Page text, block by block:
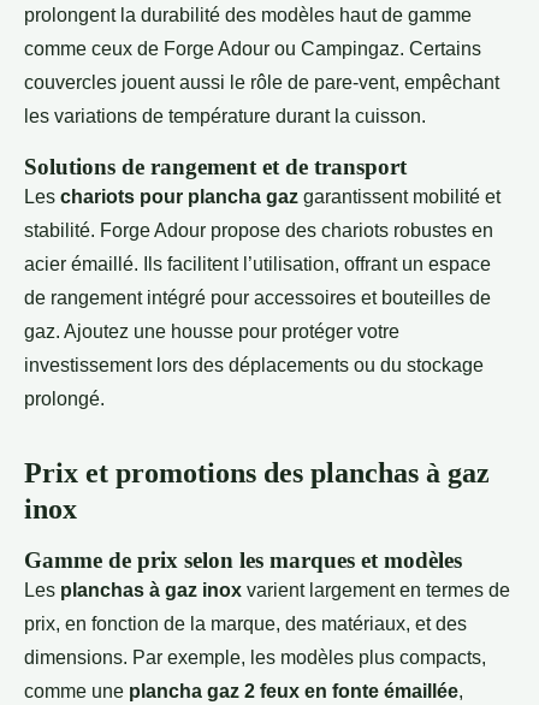
prolongent la durabilité des modèles haut de gamme
comme ceux de Forge Adour ou Campingaz. Certains
couvercles jouent aussi le rôle de pare-vent, empêchant
les variations de température durant la cuisson.
Solutions de rangement et de transport
Les chariots pour plancha gaz garantissent mobilité et
stabilité. Forge Adour propose des chariots robustes en
acier émaillé. Ils facilitent l’utilisation, offrant un espace
de rangement intégré pour accessoires et bouteilles de
gaz. Ajoutez une housse pour protéger votre
investissement lors des déplacements ou du stockage
prolongé.
Prix et promotions des planchas à gaz
inox
Gamme de prix selon les marques et modèles
Les planchas à gaz inox varient largement en termes de
prix, en fonction de la marque, des matériaux, et des
dimensions. Par exemple, les modèles plus compacts,
comme une plancha gaz 2 feux en fonte émaillée,